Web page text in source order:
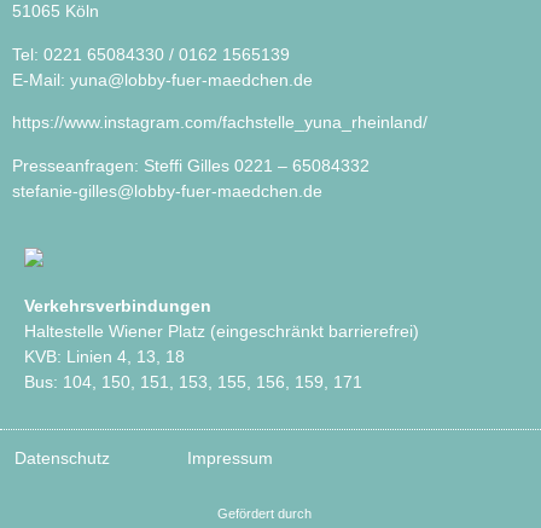
51065 Köln
Tel: 0221 65084330 / 0162 1565139
E-Mail: yuna@lobby-fuer-maedchen.de
https://www.instagram.com/fachstelle_yuna_rheinland/
Presseanfragen: Steffi Gilles 0221 – 65084332
stefanie-gilles@lobby-fuer-maedchen.de
Verkehrsverbindungen
Haltestelle Wiener Platz (eingeschränkt barrierefrei)
KVB: Linien 4, 13, 18
Bus: 104, 150, 151, 153, 155, 156, 159, 171
Datenschutz Impressum
Gefördert durch